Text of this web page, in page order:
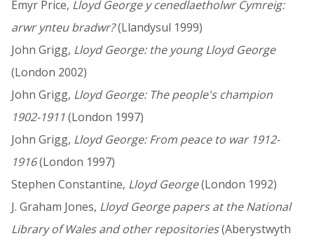
Emyr Price, Lloyd George y cenedlaetholwr Cymreig:
arwr ynteu bradwr?(Llandysul 1999)
John Grigg, Lloyd George: the young Lloyd George
(London 2002)
John Grigg, Lloyd George: The people's champion
1902-1911(London 1997)
John Grigg, Lloyd George: From peace to war 1912-
1916(London 1997)
Stephen Constantine, Lloyd George(London 1992)
J. Graham Jones, Lloyd George papers at the National
Library of Wales and other repositories(Aberystwyth